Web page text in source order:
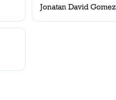
Jonatan David Gomez